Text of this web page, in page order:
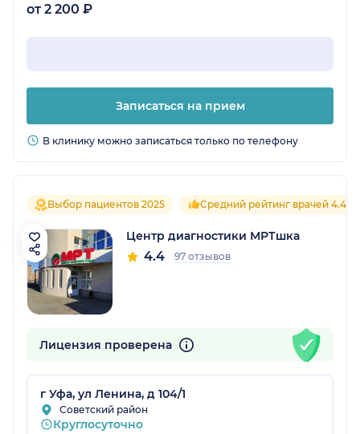
от 2 200 ₽
Записаться на прием
В клинику можно записаться только по телефону
Выбор пациентов 2025 Средний рейтинг врачей 4.4
Центр диагностики МРТшка
4.4 97 отзывов
Лицензия проверена
г Уфа, ул Ленина, д 104/1
Советский район
Круглосуточно